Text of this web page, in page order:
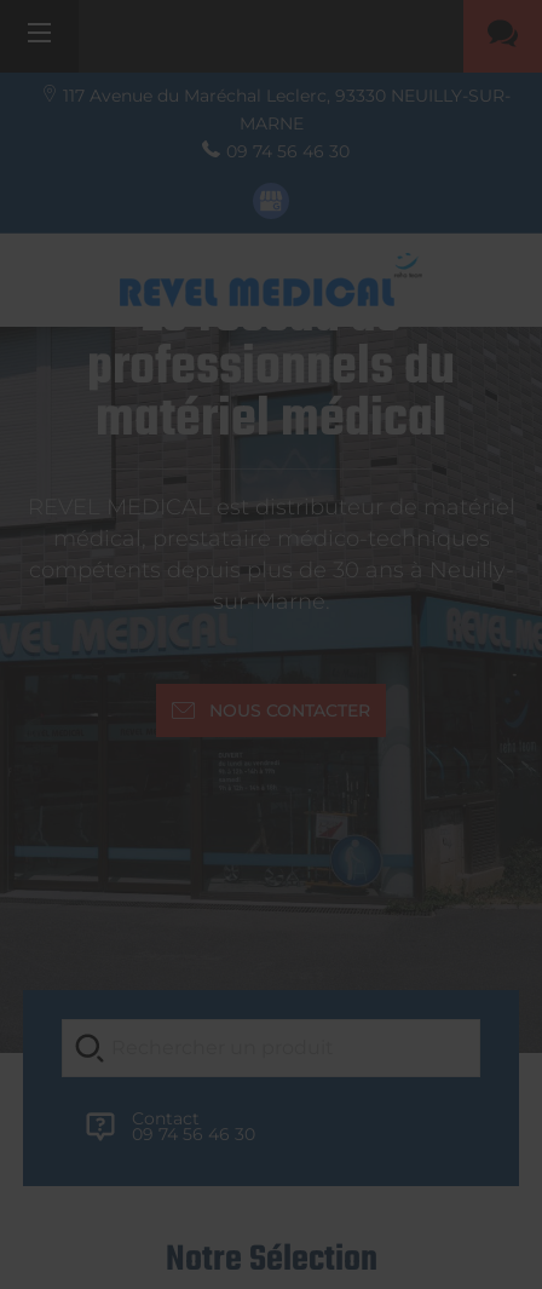
117 Avenue du Maréchal Leclerc, 93330 NEUILLY-SUR-
MARNE
09 74 56 46 30
Le réseau de
professionnels du
matériel médical
REVEL MEDICAL est distributeur de matériel
médical, prestataire médico-techniques
compétents depuis plus de 30 ans à Neuilly-
sur-Marne.
NOUS CONTACTER
Contact
09 74 56 46 30
Notre Sélection